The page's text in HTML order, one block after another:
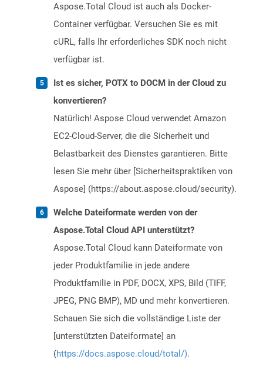
Aspose.Total Cloud ist auch als Docker-
Container verfügbar. Versuchen Sie es mit
cURL, falls Ihr erforderliches SDK noch nicht
verfügbar ist.
Ist es sicher, POTX to DOCM in der Cloud zu
konvertieren?
Natürlich! Aspose Cloud verwendet Amazon
EC2-Cloud-Server, die die Sicherheit und
Belastbarkeit des Dienstes garantieren. Bitte
lesen Sie mehr über [Sicherheitspraktiken von
Aspose] (https://about.aspose.cloud/security).
Welche Dateiformate werden von der
Aspose.Total Cloud API unterstützt?
Aspose.Total Cloud kann Dateiformate von
jeder Produktfamilie in jede andere
Produktfamilie in PDF, DOCX, XPS, Bild (TIFF,
JPEG, PNG BMP), MD und mehr konvertieren.
Schauen Sie sich die vollständige Liste der
[unterstützten Dateiformate] an
(https://docs.aspose.cloud/total/).